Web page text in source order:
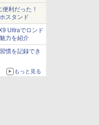
便利だった！
スタンド
Ultraでロンド
力を紹介
慣を記録でき
もっと見る